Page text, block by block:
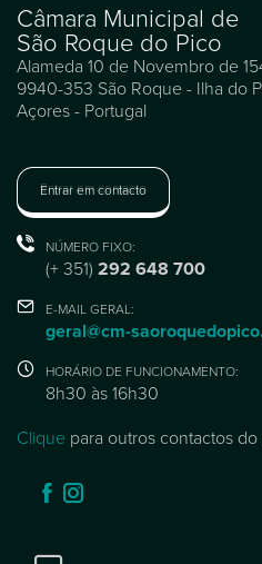
Câmara Municipal de
São Roque do Pico
Alameda 10 de Novembro de
9940-353 São Roque - Ilha do
Açores - Portugal
Entrar em contacto
NÚMERO FIXO:
(+ 351) 292 648 700
E-MAIL GERAL:
geral@cm-
HORÁRIO DE FUNCIONAMENTO:
8h30 às 16h30
Clique para outros contactos